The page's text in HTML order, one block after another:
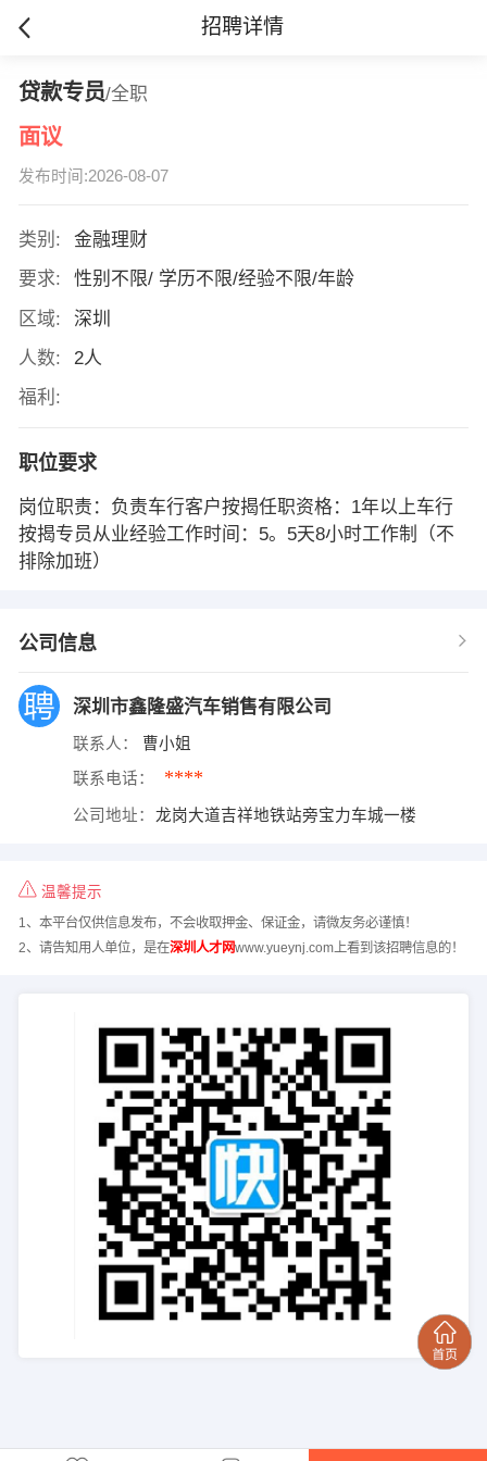
招聘详情
贷款专员/全职
面议
发布时间:2026-08-07
类别:
金融理财
要求:
性别不限/ 学历不限/经验不限/年龄
区域:
深圳
人数:
2人
福利:
职位要求
岗位职责：负责车行客户按揭任职资格：1年以上车行
按揭专员从业经验工作时间：5。5天8小时工作制（不
排除加班）
公司信息
深圳市鑫隆盛汽车销售有限公司
联系人： 曹小姐
联系电话： ****
公司地址： 龙岗大道吉祥地铁站旁宝力车城一楼
温馨提示
1、本平台仅供信息发布，不会收取押金、保证金，请微友务必谨慎！
2、请告知用人单位，是在深圳人才网www.yueynj.com上看到该招聘信息的！